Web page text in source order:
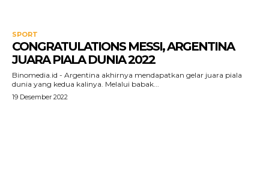
SPORT
CONGRATULATIONS MESSI, ARGENTINA
JUARA PIALA DUNIA 2022
Binomedia.id - Argentina akhirnya mendapatkan gelar juara piala
dunia yang kedua kalinya. Melalui babak...
19 Desember 2022